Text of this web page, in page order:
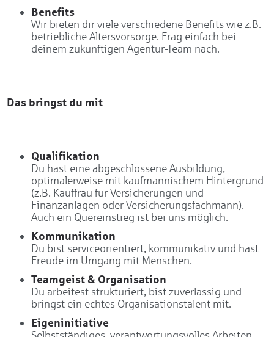
Benefits
Wir bieten dir viele verschiedene Benefits wie z.B.
betriebliche Altersvorsorge. Frag einfach bei
deinem zukünftigen Agentur-Team nach.
Das bringst du mit
Qualifikation
Du hast eine abgeschlossene Ausbildung,
optimalerweise mit kaufmännischem Hintergrund
(z.B. Kauffrau für Versicherungen und
Finanzanlagen oder Versicherungsfachmann).
Auch ein Quereinstieg ist bei uns möglich.
Kommunikation
Du bist serviceorientiert, kommunikativ und hast
Freude im Umgang mit Menschen.
Teamgeist & Organisation
Du arbeitest strukturiert, bist zuverlässig und
bringst ein echtes Organisationstalent mit.
Eigeninitiative